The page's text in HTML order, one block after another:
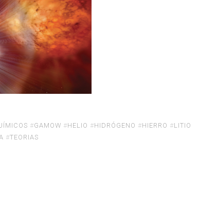
#GAMOW #HELIO #HIDRÓGENO #HIERRO #LITIO
#TEORIAS